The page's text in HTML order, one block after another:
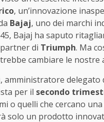
, un’innovazione
Bajaj, uno dei marchi
Bajaj ha saputo
di Triumph. Ma
cambiare le nostre
amministratore delegato
per il secondo
o quelli che cercano
solo un prodotto